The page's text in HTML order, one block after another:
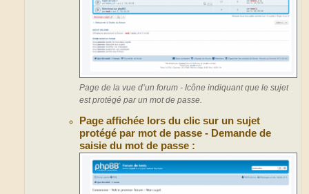
Page de la vue d’un forum - Icône indiquant que le sujet
est protégé par un mot de passe.
Page affichée lors du clic sur un sujet
protégé par mot de passe - Demande de
saisie du mot de passe :